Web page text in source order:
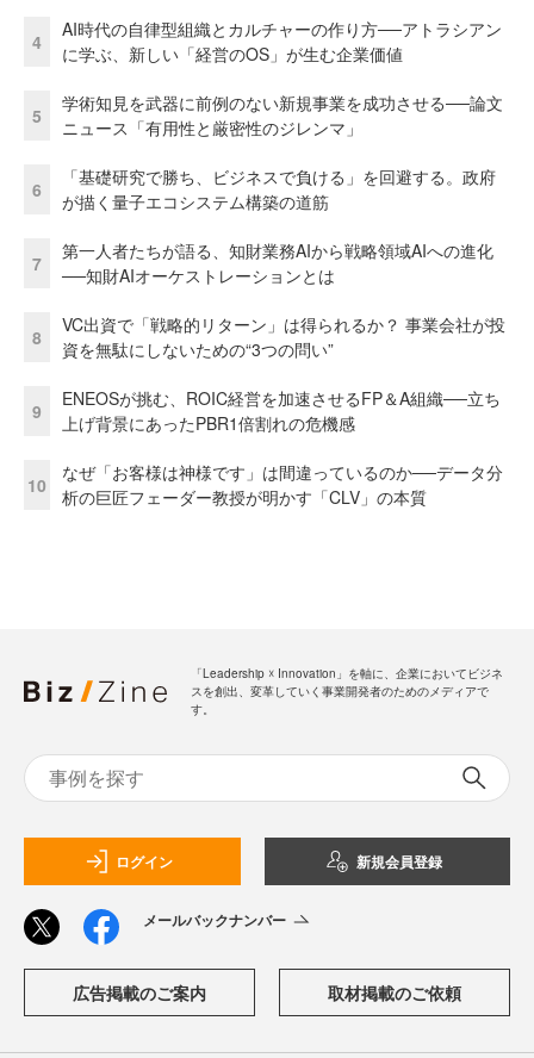
4
AI時代の自律型組織とカルチャーの作り方──アトラシアン
に学ぶ、新しい「経営のOS」が生む企業価値
5
学術知見を武器に前例のない新規事業を成功させる──論文
ニュース「有用性と厳密性のジレンマ」
6
「基礎研究で勝ち、ビジネスで負ける」を回避する。政府
が描く量子エコシステム構築の道筋
7
第一人者たちが語る、知財業務AIから戦略領域AIへの進化
──知財AIオーケストレーションとは
8
VC出資で「戦略的リターン」は得られるか？ 事業会社が投
資を無駄にしないための“3つの問い”
9
ENEOSが挑む、ROIC経営を加速させるFP＆A組織──立ち
上げ背景にあったPBR1倍割れの危機感
10
なぜ「お客様は神様です」は間違っているのか──データ分
析の巨匠フェーダー教授が明かす「CLV」の本質
「Leadership ☓ Innovation」を軸に、企業においてビジネ
スを創出、変革していく事業開発者のためのメディアで
す。
ログイン 新規会員登録
メールバックナンバー
広告掲載のご案内 取材掲載のご依頼